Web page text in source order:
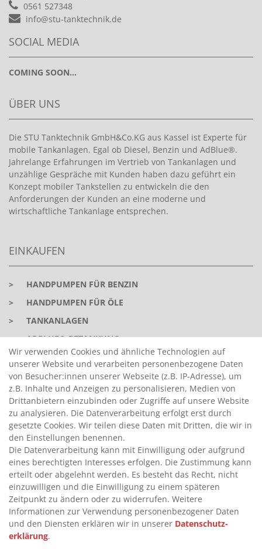
0561 527348
info@stu-tanktechnik.de
SOCIAL MEDIA
COMING SOON...
ÜBER UNS
Die STU Tanktechnik GmbH&Co.KG aus Kassel ist Experte für
mobile Tankanlagen. Egal ob Diesel, Benzin und AdBlue®.
Jahrelange Erfahrungen im Vertrieb von Tankanlagen und
unzählige Gespräche mit Kunden haben dazu geführt ein
Konzept mobiler Tankstellen zu entwickeln die den
Anforderungen der Kunden an eine moderne und
wirtschaftliche Tankanlage entsprechen.
EINKAUFEN
>
HANDPUMPEN FÜR BENZIN
>
HANDPUMPEN FÜR ÖLE
>
TANKANLAGEN
>
ADBLUE® BETANKUNG
INFORMATIONEN
>
FAQ
>
VERTRAG WIDERRUFEN
>
WIDERRUFSRECHT
>
WIDERRUFSFORMULAR
>
IMPRESSUM
>
DATENSCHUTZERKLÄRUNG
>
AGB
>
KONTAKT
Wir verwenden Cookies und ähnliche Technologien auf
unserer Website und verarbeiten personenbezogene Daten
von Besucher:innen unserer Webseite (z.B. IP-Adresse), um
z.B. Inhalte und Anzeigen zu personalisieren, Medien von
Drittanbietern einzubinden oder Zugriffe auf unsere Website
zu analysieren. Die Datenverarbeitung erfolgt erst durch
gesetzte Cookies. Wir teilen diese Daten mit Dritten, die wir in
den Einstellungen benennen.
Die Datenverarbeitung kann mit Einwilligung oder aufgrund
eines berechtigten Interesses erfolgen. Die Zustimmung kann
erteilt oder abgelehnt werden. Es besteht das Recht, nicht
einzuwilligen und die Einwilligung zu einem späteren
Zeitpunkt zu ändern oder zu widerrufen. Weitere
Informationen zur Verwendung personenbezogener Daten
und den Diensten erklären wir in unserer Daten­schutz­
erklärung.